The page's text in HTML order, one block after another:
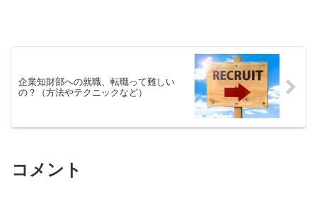
企業知財部への就職、転職って難しい
の？（方法やテクニックなど）
コメント